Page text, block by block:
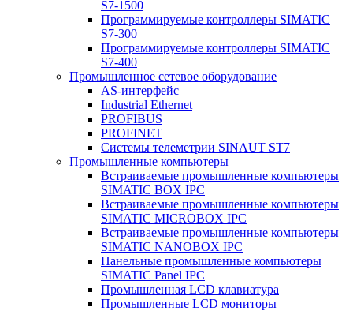
S7-1500
Программируемые контроллеры SIMATIC
S7-300
Программируемые контроллеры SIMATIC
S7-400
Промышленное сетевое оборудование
AS-интерфейс
Industrial Ethernet
PROFIBUS
PROFINET
Системы телеметрии SINAUT ST7
Промышленные компьютеры
Встраиваемые промышленные компьютеры
SIMATIC BOX IPC
Встраиваемые промышленные компьютеры
SIMATIC MICROBOX IPC
Встраиваемые промышленные компьютеры
SIMATIC NANOBOX IPC
Панельные промышленные компьютеры
SIMATIC Panel IPC
Промышленная LCD клавиатура
Промышленные LCD мониторы